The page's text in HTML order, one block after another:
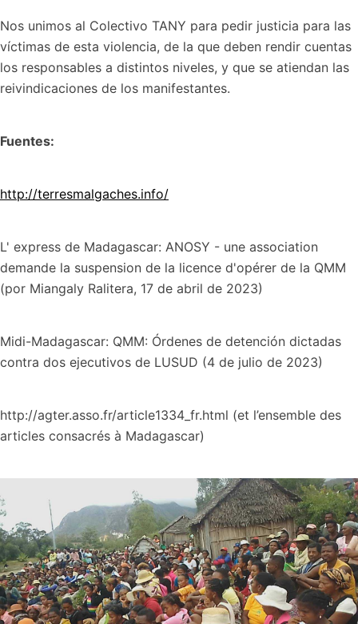
Nos unimos al Colectivo TANY para pedir justicia para las
víctimas de esta violencia, de la que deben rendir cuentas
los responsables a distintos niveles, y que se atiendan las
reivindicaciones de los manifestantes.
Fuentes:
http://terresmalgaches.info/
L' express de Madagascar: ANOSY - une association
demande la suspension de la licence d'opérer de la QMM
(por Miangaly Ralitera, 17 de abril de 2023)
Midi-Madagascar: QMM: Órdenes de detención dictadas
contra dos ejecutivos de LUSUD (4 de julio de 2023)
http://agter.asso.fr/article1334_fr.html (et l’ensemble des
articles consacrés à Madagascar)